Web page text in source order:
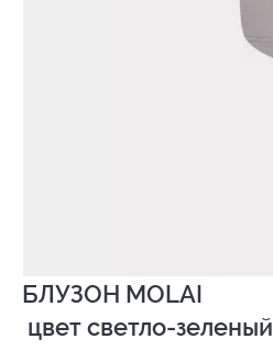
БЛУЗОН MOLAI
цвет светло-зеленый